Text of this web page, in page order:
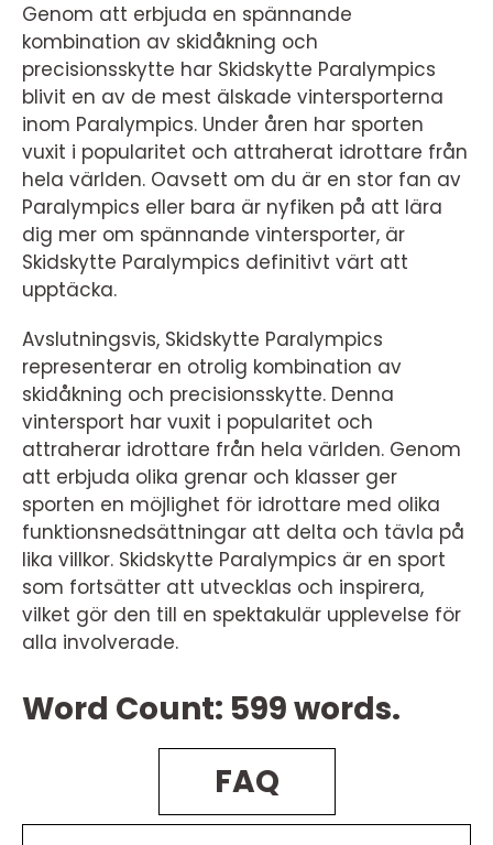
Genom att erbjuda en spännande
kombination av skidåkning och
precisionsskytte har Skidskytte Paralympics
blivit en av de mest älskade vintersporterna
inom Paralympics. Under åren har sporten
vuxit i popularitet och attraherat idrottare från
hela världen. Oavsett om du är en stor fan av
Paralympics eller bara är nyfiken på att lära
dig mer om spännande vintersporter, är
Skidskytte Paralympics definitivt värt att
upptäcka.
Avslutningsvis, Skidskytte Paralympics
representerar en otrolig kombination av
skidåkning och precisionsskytte. Denna
vintersport har vuxit i popularitet och
attraherar idrottare från hela världen. Genom
att erbjuda olika grenar och klasser ger
sporten en möjlighet för idrottare med olika
funktionsnedsättningar att delta och tävla på
lika villkor. Skidskytte Paralympics är en sport
som fortsätter att utvecklas och inspirera,
vilket gör den till en spektakulär upplevelse för
alla involverade.
Word Count: 599 words.
FAQ